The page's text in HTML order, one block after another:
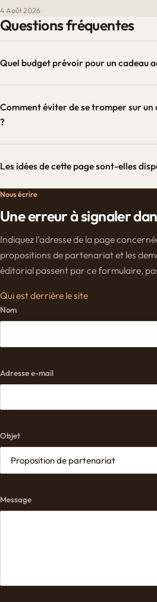
4 Août 2026
Questions fréquentes
Quel budget prévoir pour un cadeau
Comment éviter de se tromper sur un
?
Les idées de cette page sont-elles
Nous écrire
Une erreur à signaler
Indiquez l’adresse de la page
propositions de partenariat et les
éditorial passent par ce formulaire,
Qui est derrière le site
Nom
Adresse e-mail
Objet
Message